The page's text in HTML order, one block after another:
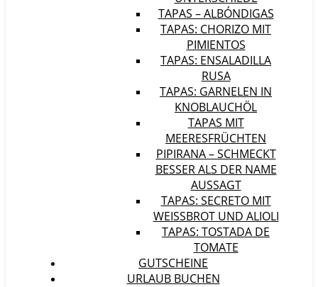
TAPAS – ALBÓNDIGAS
TAPAS: CHORIZO MIT
PIMIENTOS
TAPAS: ENSALADILLA
RUSA
TAPAS: GARNELEN IN
KNOBLAUCHÖL
TAPAS MIT
MEERESFRÜCHTEN
PIPIRANA – SCHMECKT
BESSER ALS DER NAME
AUSSAGT
TAPAS: SECRETO MIT
WEISSBROT UND ALIOLI
TAPAS: TOSTADA DE
TOMATE
GUTSCHEINE
URLAUB BUCHEN